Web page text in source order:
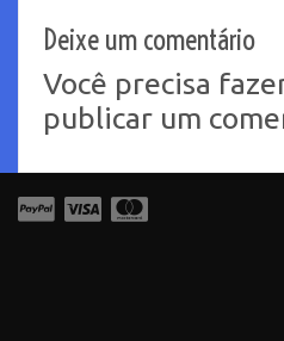
Deixe um comentário
Você precisa
publicar um